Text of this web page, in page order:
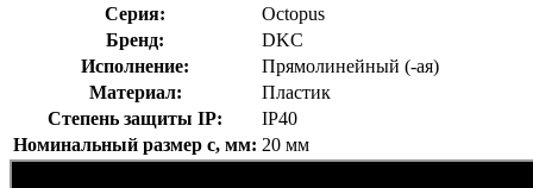
Серия:
Octopus
Бренд:
DKC
Исполнение:
Прямолинейный (-ая)
Материал:
Пластик
Степень защиты IP:
IP40
Номинальный размер с, мм: 20 мм